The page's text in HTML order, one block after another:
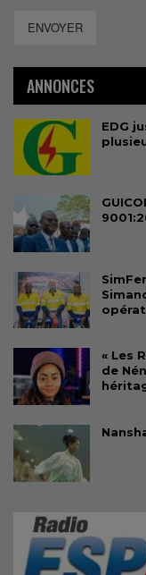
ENVOYER
ANNONCES
EDG
« Les
de